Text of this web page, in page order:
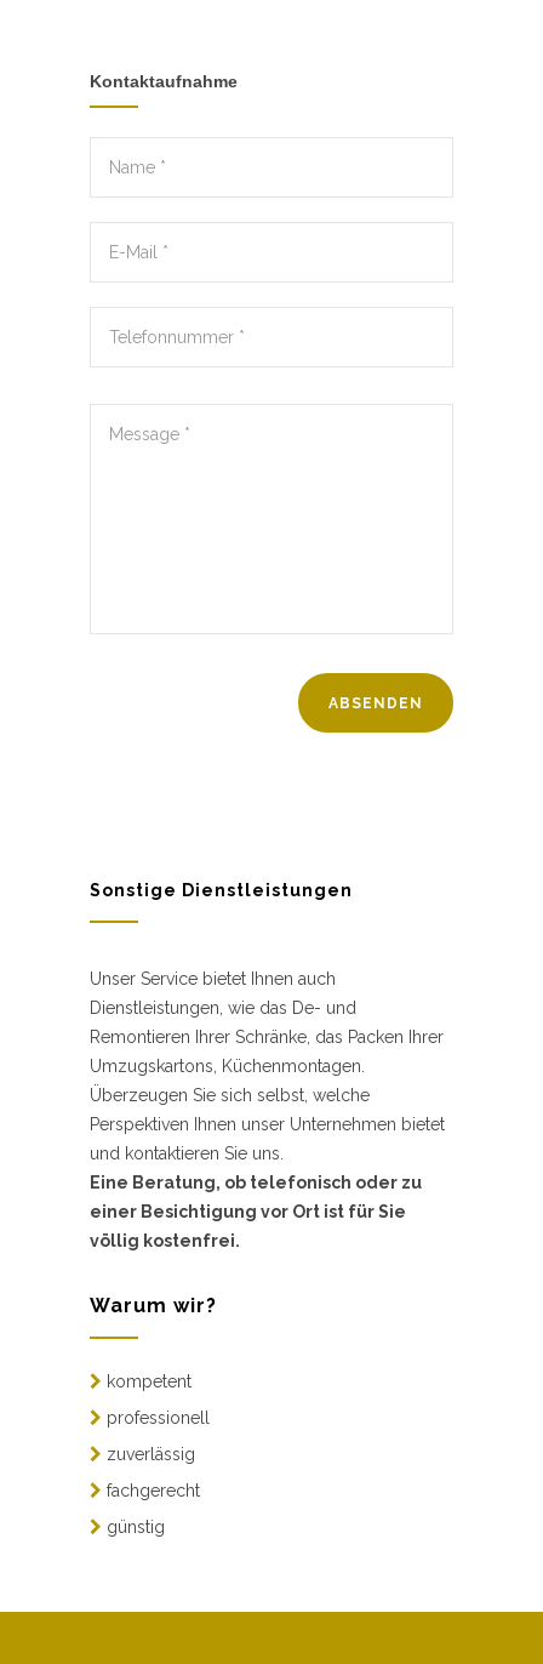
Kontaktaufnahme
Sonstige Dienstleistungen
Unser Service bietet Ihnen auch
Dienstleistungen, wie das De- und
Remontieren Ihrer Schränke, das Packen Ihrer
Umzugskartons, Küchenmontagen.
Überzeugen Sie sich selbst, welche
Perspektiven Ihnen unser Unternehmen bietet
und kontaktieren Sie uns.
Eine Beratung, ob telefonisch oder zu
einer Besichtigung vor Ort ist für Sie
völlig kostenfrei.
Warum wir?
kompetent
professionell
zuverlässig
fachgerecht
günstig